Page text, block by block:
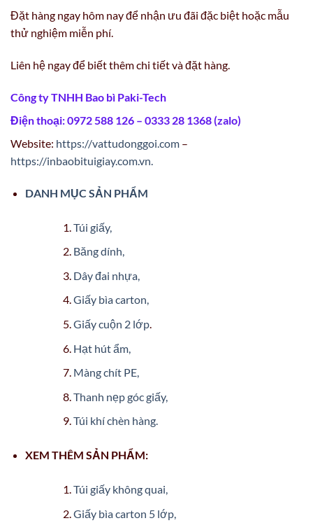
Đặt hàng ngay hôm nay để nhận ưu đãi đặc biệt hoặc mẫu
thử nghiệm miễn phí.
Liên hệ ngay để biết thêm chi tiết và đặt hàng.
Công ty TNHH Bao bì Paki-Tech
Điện thoại: 0972 588 126 – 0333 28 1368 (zalo)
Website: https://vattudonggoi.com –
https://inbaobituigiay.com.vn.
DANH MỤC SẢN PHẨM
Túi giấy,
Băng dính,
Dây đai nhựa,
Giấy bìa carton,
Giấy cuộn 2 lớp.
Hạt hút ẩm,
Màng chít PE,
Thanh nẹp góc giấy,
Túi khí chèn hàng.
XEM THÊM SẢN PHẨM:
Túi giấy không quai,
Giấy bìa carton 5 lớp,